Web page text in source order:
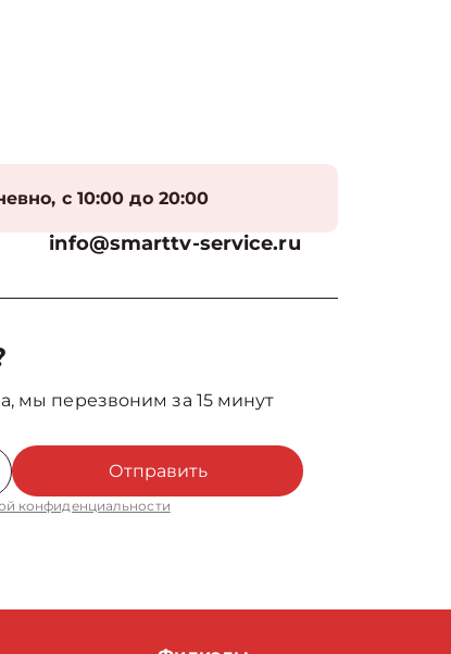
с 10:00 до 20:00
info@smarttv-service.ru
мы перезвоним за 15 минут
Отправить
конфиденциальности